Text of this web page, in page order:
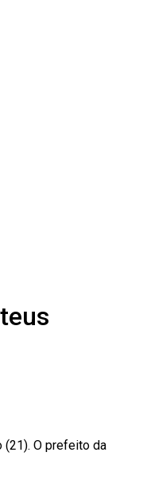
(21). O prefeito da